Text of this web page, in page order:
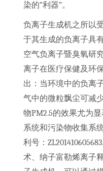
染的“利器”。
负离子生成机之所以
于其生成的负离子具
空气负离子暨臭氧研
离子在医疗保健及环
出：当环境中的负离
气中的微粒飘尘可减
物PM2.5的效果尤为
系统和污染物收集系
利号：
术、纳子富勒烯离子